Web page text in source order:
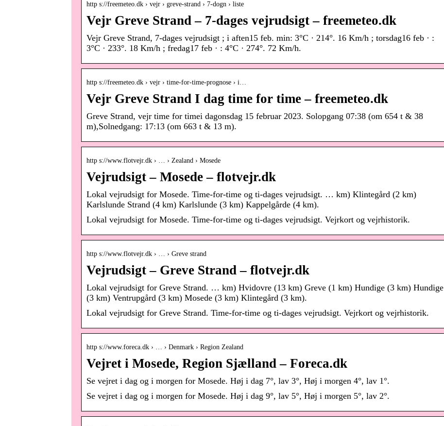
http s://freemeteo.dk › vejr › greve-strand › 7-dogn › liste
Vejr Greve Strand – 7-dages vejrudsigt – freemeteo.dk
Vejr Greve Strand, 7-dages vejrudsigt ; i aften15 feb. min: 3°C · 214°. 16 Km/h ; torsdag16 feb · :
3°C · 233°. 18 Km/h ; fredag17 feb · : 4°C · 274°. 72 Km/h.
http s://freemeteo.dk › vejr › time-for-time-prognose › i…
Vejr Greve Strand I dag time for time – freemeteo.dk
Greve Strand, vejr time for timei dagonsdag 15 februar 2023. Solopgang 07:38 (om 654 t & 38
m),Solnedgang: 17:13 (om 663 t & 13 m).
http s://www.flotvejr.dk › … › Zealand › Mosede
Vejrudsigt – Mosede – flotvejr.dk
Lokal vejrudsigt for Mosede. Time-for-time og ti-dages vejrudsigt. … km) Klintegård (2 km)
Karlslunde Strand (4 km) Karlslunde (3 km) Kappelgårde (4 km).
Lokal vejrudsigt for Mosede. Time-for-time og ti-dages vejrudsigt. Vejrkort og vejrhistorik.
http s://www.flotvejr.dk › … › Greve strand
Vejrudsigt – Greve Strand – flotvejr.dk
Lokal vejrudsigt for Greve Strand. … km) Hvidovre (13 km) Greve (1 km) Hundige (3 km) Hundige
(3 km) Ventrupgård (3 km) Mosede (3 km) Klintegård (3 km).
Lokal vejrudsigt for Greve Strand. Time-for-time og ti-dages vejrudsigt. Vejrkort og vejrhistorik.
http s://www.foreca.dk › … › Denmark › Region Zealand
Vejret i Mosede, Region Sjælland – Foreca.dk
Se vejret i dag og i morgen for Mosede. Høj i dag 7°, lav 3°, Høj i morgen 4°, lav 1°.
Se vejret i dag og i morgen for Mosede. Høj i dag 9°, lav 5°, Høj i morgen 5°, lav 2°.